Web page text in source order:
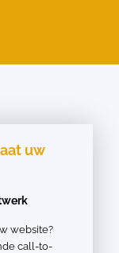
uw
website?
call-to-